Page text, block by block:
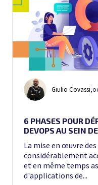
Giulio Covassi,
6 PHASES POUR
DEVOPS AU SEIN
La mise en œuvre
considérablement
et en même temps
d'applications de...